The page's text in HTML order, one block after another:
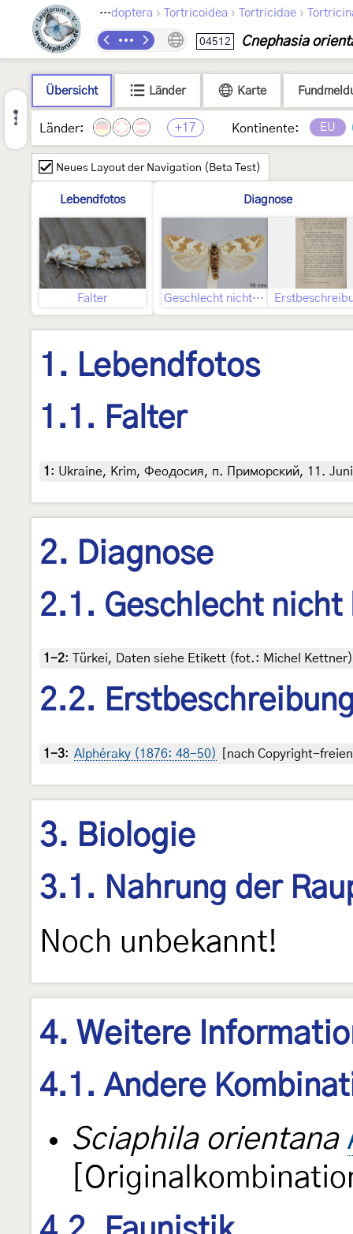
Lepidoptera › Tortricoidea › Tortricidae ›
04512 Cnephasia
Übersicht Länder Karte
Länder: +17 Kontinente: EU
Neues Layout der Navigation (Beta Test)
Lebendfotos
Falter
Diagnose
Geschlecht nicht bestimmt
1. Lebendfotos
1.1. Falter
1 : Ukraine, Krim, Феодосия, п. Приморский, 11.
2. Diagnose
2.1. Geschlecht nicht
1-2: Türkei, Daten siehe Etikett (fot.: Michel
2.2.
1-3: Alphéraky (1876: 48-50) [nach Copyright-
3. Biologie
3.1. Nahrung der
Noch unbekannt!
4. Weitere
4.1. Andere
Sciaphila orientana